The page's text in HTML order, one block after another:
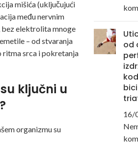
mišića (uključujući
među nervnim
bez elektrolita mnoge
– od stvaranja
ritma srca i pokretanja
ključni u
organizmu su
od
16/